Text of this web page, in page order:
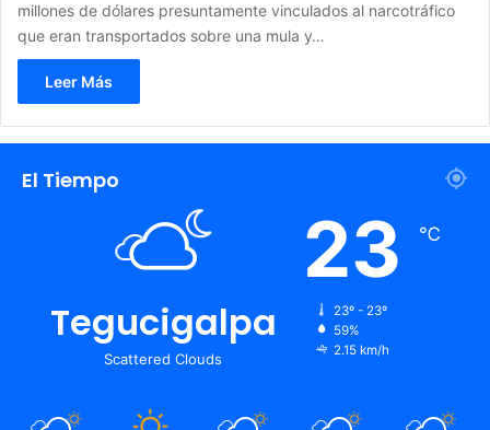
millones de dólares presuntamente vinculados al narcotráfico
que eran transportados sobre una mula y…
Leer Más
El Tiempo
Tegucigalpa
Scattered Clouds
23 ℃
23º - 23º
59%
2.15 km/h